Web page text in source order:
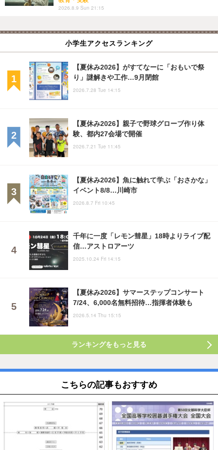
2026.8.9 Sun 21:15
小学生アクセスランキング
【夏休み2026】がすてなーに「おもいで祭
り」謎解きや工作…9月閉館
2026.7.28 Tue 14:15
【夏休み2026】親子で野球グローブ作り体
験、都内27会場で開催
2026.7.21 Tue 11:45
【夏休み2026】魚に触れて学ぶ「おさかな」
イベント8/8…川崎市
2026.8.7 Fri 10:45
千年に一度「レモン彗星」18時よりライブ配
信…アストロアーツ
2025.10.24 Fri 14:15
【夏休み2026】サマーステップコンサート
7/24、6,000名無料招待…指揮者体験も
2026.5.14 Thu 15:15
ランキングをもっと見る
こちらの記事もおすすめ